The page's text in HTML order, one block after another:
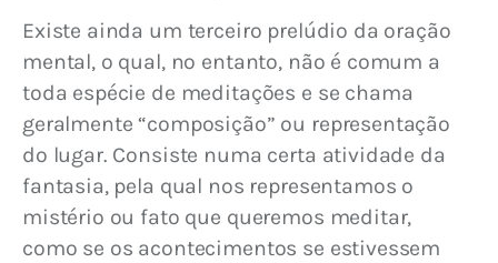
Existe ainda um terceiro prelúdio da oração
mental, o qual, no entanto, não é comum a
toda espécie de meditações e se chama
geralmente “composição” ou representação
do lugar. Consiste numa certa atividade da
fantasia, pela qual nos representamos o
mistério ou fato que queremos meditar,
como se os acontecimentos se estivessem